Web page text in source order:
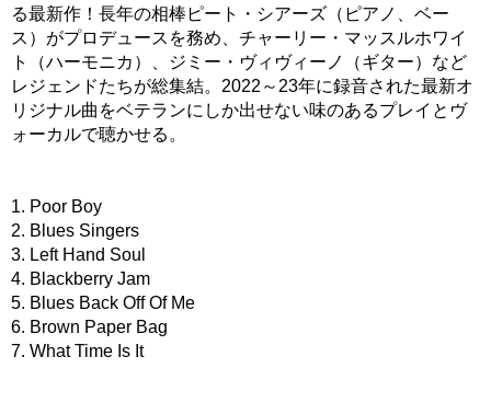
る最新作！長年の相棒ピート・シアーズ（ピアノ、ベー
ス）がプロデュースを務め、チャーリー・マッスルホワイ
ト（ハーモニカ）、ジミー・ヴィヴィーノ（ギター）など
レジェンドたちが総集結。2022～23年に録音された最新オ
リジナル曲をベテランにしか出せない味のあるプレイとヴ
ォーカルで聴かせる。
1. Poor Boy
2. Blues Singers
3. Left Hand Soul
4. Blackberry Jam
5. Blues Back Off Of Me
6. Brown Paper Bag
7. What Time Is It